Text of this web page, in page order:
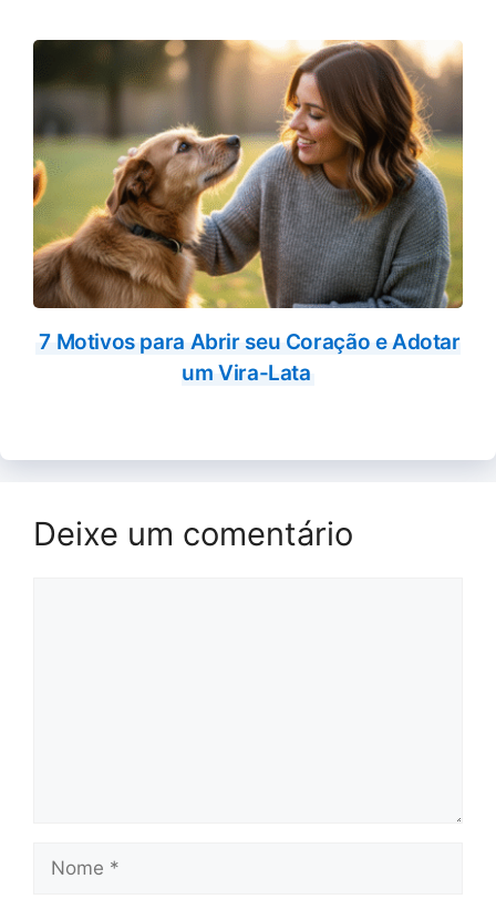
7 Motivos para Abrir seu Coração e Adotar
um Vira-Lata
Deixe um comentário
Nome